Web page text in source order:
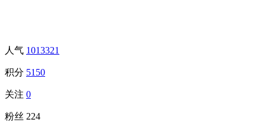
人气 1013321
积分 5150
关注 0
粉丝 224